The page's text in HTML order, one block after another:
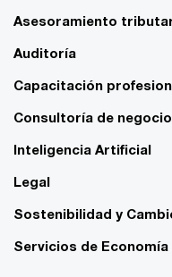
Asesoramiento
Auditoría
Capacitación
Consultoría de
Inteligencia Artificial
Legal
Sostenibilidad y
Servicios de Economía